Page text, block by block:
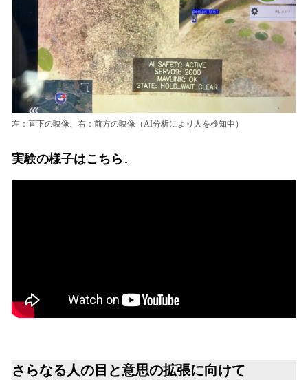
左：直下の映像、右：前方の映像（AI分析により人を検知中）
実験の様子はこちら↓
さらなる人の目と意思の拡張に向けて